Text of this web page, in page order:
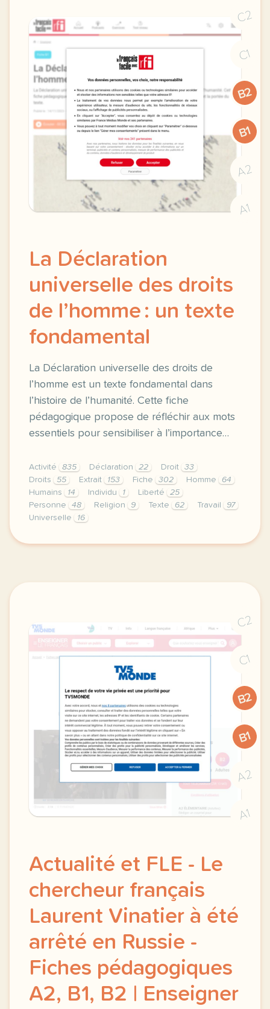
C2
C1
B2
B1
A2
A1
La Déclaration
universelle des droits
de l’homme : un texte
fondamental
La Déclaration universelle des droits de
l’homme est un texte fondamental dans
l’histoire de l’humanité. Cette fiche
pédagogique propose de réfléchir aux mots
essentiels pour sensibiliser à l’importance…
Activité 835 Déclaration 22 Droit
33
Droits
55 Extrait 153 Fiche 302 Homme
64
Humains
14 Individu 1 Liberté
25
Personne
48 Religion 9 Texte 62 Travail
97
Universelle
16
fiche b1 la declaration universelle des droits de l
C2
C1
B2
B1
A2
A1
Actualité et FLE - Le
chercheur français
Laurent Vinatier à été
arrêté en Russie -
Fiches pédagogiques
A2, B1, B2 | Enseigner